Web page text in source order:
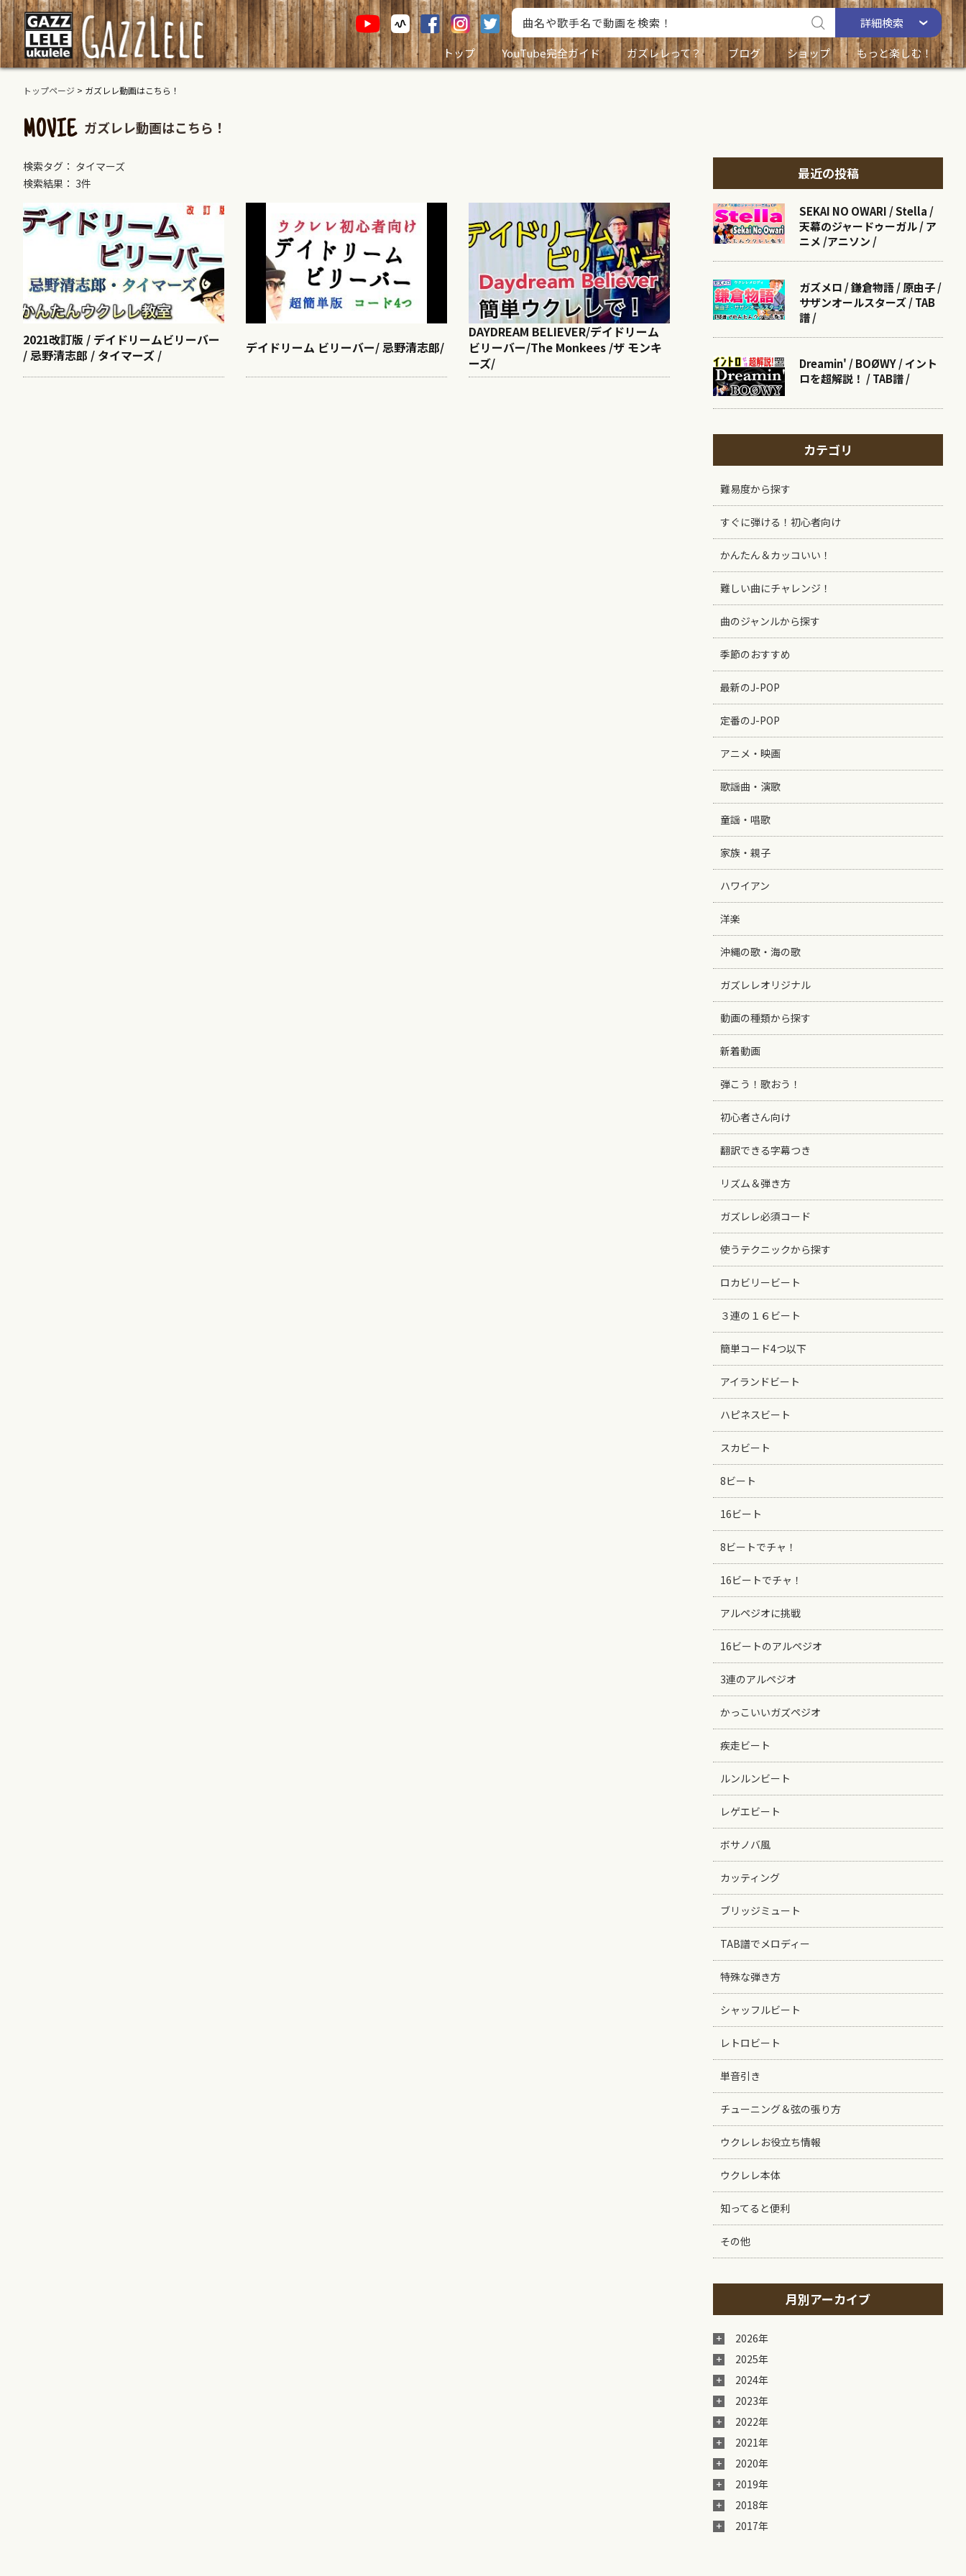
詳細検索
トップ
YouTube完全ガイド ガズレレって？ ブログ ショップ もっと楽しむ！
トップページ > ガズレレ動画はこちら！
MOVIE ガズレレ動画はこちら！
検索タグ： タイマーズ
検索結果： 3件
2021改訂版 / デイドリームビリーバー
/ 忌野清志郎 / タイマーズ /
デイドリーム ビリーバー/ 忌野清志郎/
DAYDREAM BELIEVER/デイドリーム
ビリーバー/The Monkees /ザ モンキ
ーズ/
最近の投稿
SEKAI NO OWARI / Stella /
天幕のジャードゥーガル / ア
ニメ /アニソン /
ガズメロ / 鎌倉物語 / 原由子 /
サザンオールスターズ / TAB
譜 /
Dreamin' / BOØWY / イント
ロを超解説！ / TAB譜 /
カテゴリ
難易度から探す
すぐに弾ける！初心者向け
かんたん＆カッコいい！
難しい曲にチャレンジ！
曲のジャンルから探す
季節のおすすめ
最新のJ-POP
定番のJ-POP
アニメ・映画
歌謡曲・演歌
童謡・唱歌
家族・親子
ハワイアン
洋楽
沖縄の歌・海の歌
ガズレレオリジナル
動画の種類から探す
新着動画
弾こう！歌おう！
初心者さん向け
翻訳できる字幕つき
リズム＆弾き方
ガズレレ必須コード
使うテクニックから探す
ロカビリービート
３連の１６ビート
簡単コード4つ以下
アイランドビート
ハピネスビート
スカビート
8ビート
16ビート
8ビートでチャ！
16ビートでチャ！
アルペジオに挑戦
16ビートのアルペジオ
3連のアルペジオ
かっこいいガズペジオ
疾走ビート
ルンルンビート
レゲエビート
ボサノバ風
カッティング
ブリッジミュート
TAB譜でメロディー
特殊な弾き方
シャッフルビート
レトロビート
単音引き
チューニング＆弦の張り方
ウクレレお役立ち情報
ウクレレ本体
知ってると便利
その他
月別アーカイブ
2026年
2025年
2024年
2023年
2022年
2021年
2020年
2019年
2018年
2017年